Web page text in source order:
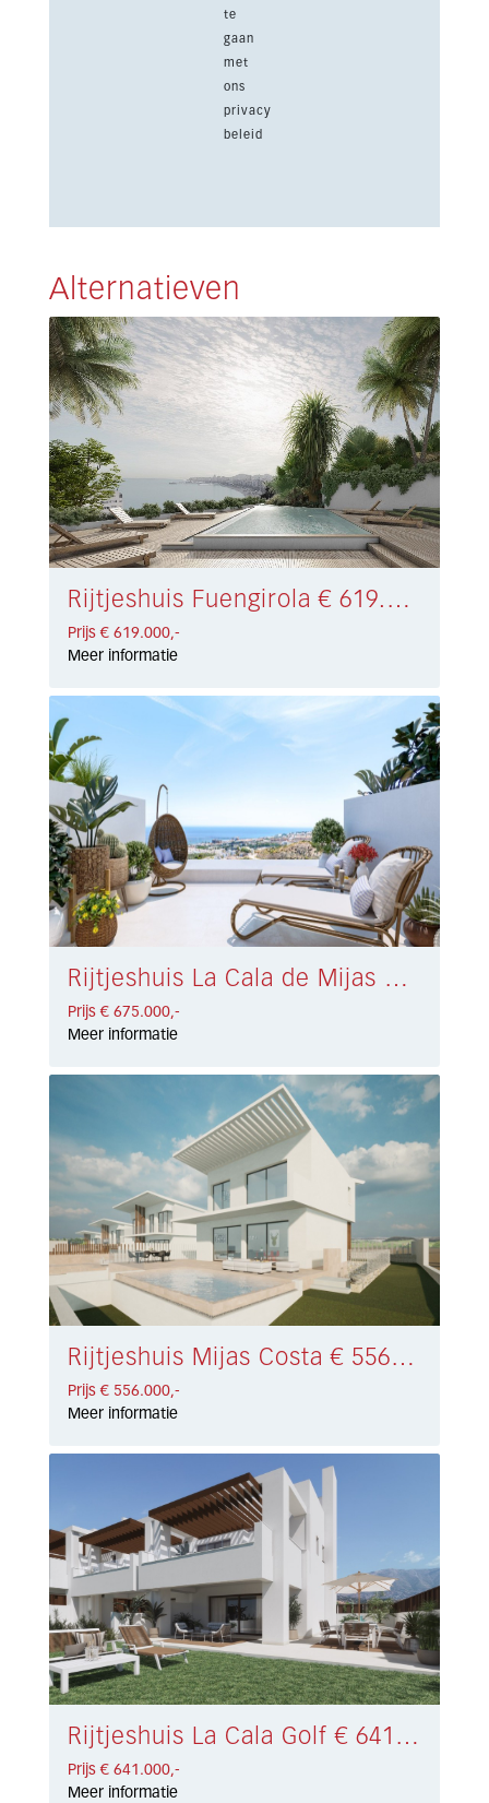
te
gaan
met
ons
privacy
beleid
Alternatieven
Rijtjeshuis Fuengirola € 619.000,-
Prijs € 619.000,-
Meer informatie
Rijtjeshuis La Cala de Mijas € 675.000,-
Prijs € 675.000,-
Meer informatie
Rijtjeshuis Mijas Costa € 556.000,-
Prijs € 556.000,-
Meer informatie
Rijtjeshuis La Cala Golf € 641.000,-
Prijs € 641.000,-
Meer informatie